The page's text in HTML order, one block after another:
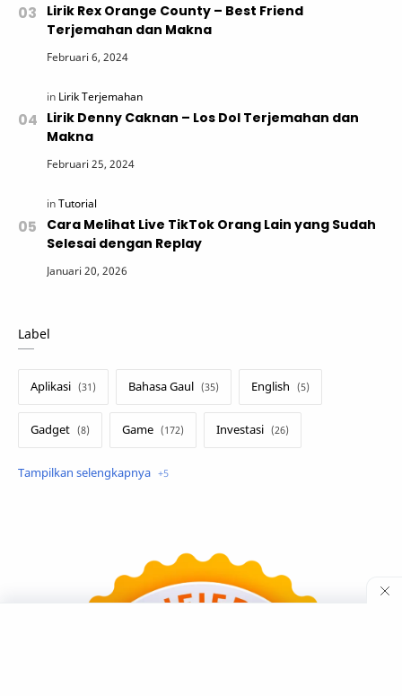
Lirik Rex Orange County – Best Friend
Terjemahan dan Makna
Lirik Denny Caknan – Los Dol Terjemahan dan
Makna
Cara Melihat Live TikTok Orang Lain yang Sudah
Selesai dengan Replay
Label
Aplikasi Bahasa Gaul English
Gadget Game Investasi
Lirik Terjemahan